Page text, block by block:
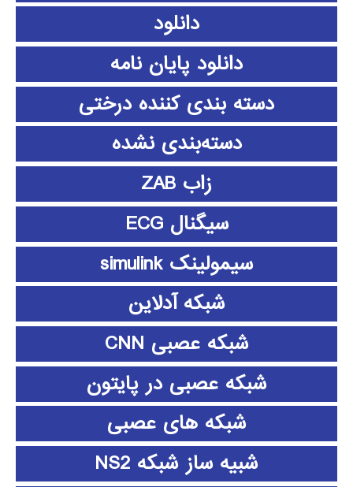
دانلود
دانلود پايان نامه
دسته بندی کننده درختی
دسته‌بندی نشده
زاب ZAB
سیگنال ECG
سیمولینک simulink
شبکه آدلاین
شبکه عصبی CNN
شبکه عصبی در پایتون
شبکه های عصبی
شبیه ساز شبکه NS2